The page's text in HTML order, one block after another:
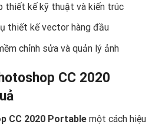
thiết kế kỹ thuật và kiến trúc
thiết kế vector hàng đầu
chỉnh sửa và quản lý ảnh
CC 2020
CC 2020 Portable một cách hiệu